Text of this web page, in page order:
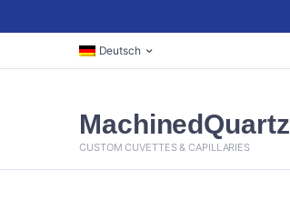
Deutsch
MachinedQuartz
CUSTOM CUVETTES & CAPILLARIES